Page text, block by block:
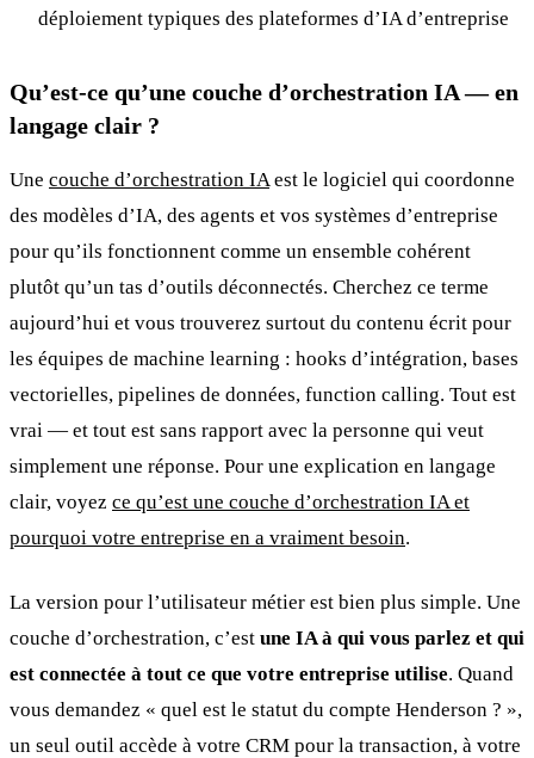
déploiement typiques des plateformes d’IA d’entreprise
Qu’est-ce qu’une couche d’orchestration IA — en
langage clair ?
Une couche d’orchestration IAest le logiciel qui coordonne
des modèles d’IA, des agents et vos systèmes d’entreprise
pour qu’ils fonctionnent comme un ensemble cohérent
plutôt qu’un tas d’outils déconnectés. Cherchez ce terme
aujourd’hui et vous trouverez surtout du contenu écrit pour
les équipes de machine learning : hooks d’intégration, bases
vectorielles, pipelines de données, function calling. Tout est
vrai — et tout est sans rapport avec la personne qui veut
simplement une réponse. Pour une explication en langage
clair, voyez ce qu’est une couche d’orchestration IA et
pourquoi votre entreprise en a vraiment besoin.
La version pour l’utilisateur métier est bien plus simple. Une
couche d’orchestration, c’est une IA à qui vous parlez et qui
est connectée à tout ce que votre entreprise utilise. Quand
vous demandez « quel est le statut du compte Henderson ? »,
un seul outil accède à votre CRM pour la transaction, à votre